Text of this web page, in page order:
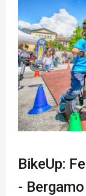
BikeUp:
-